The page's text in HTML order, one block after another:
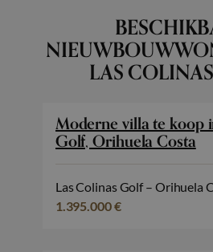
LAS
Moderne villa te koop
Golf, Orihuela Costa
Las Colinas Golf – Orihuela
1.395.000 €